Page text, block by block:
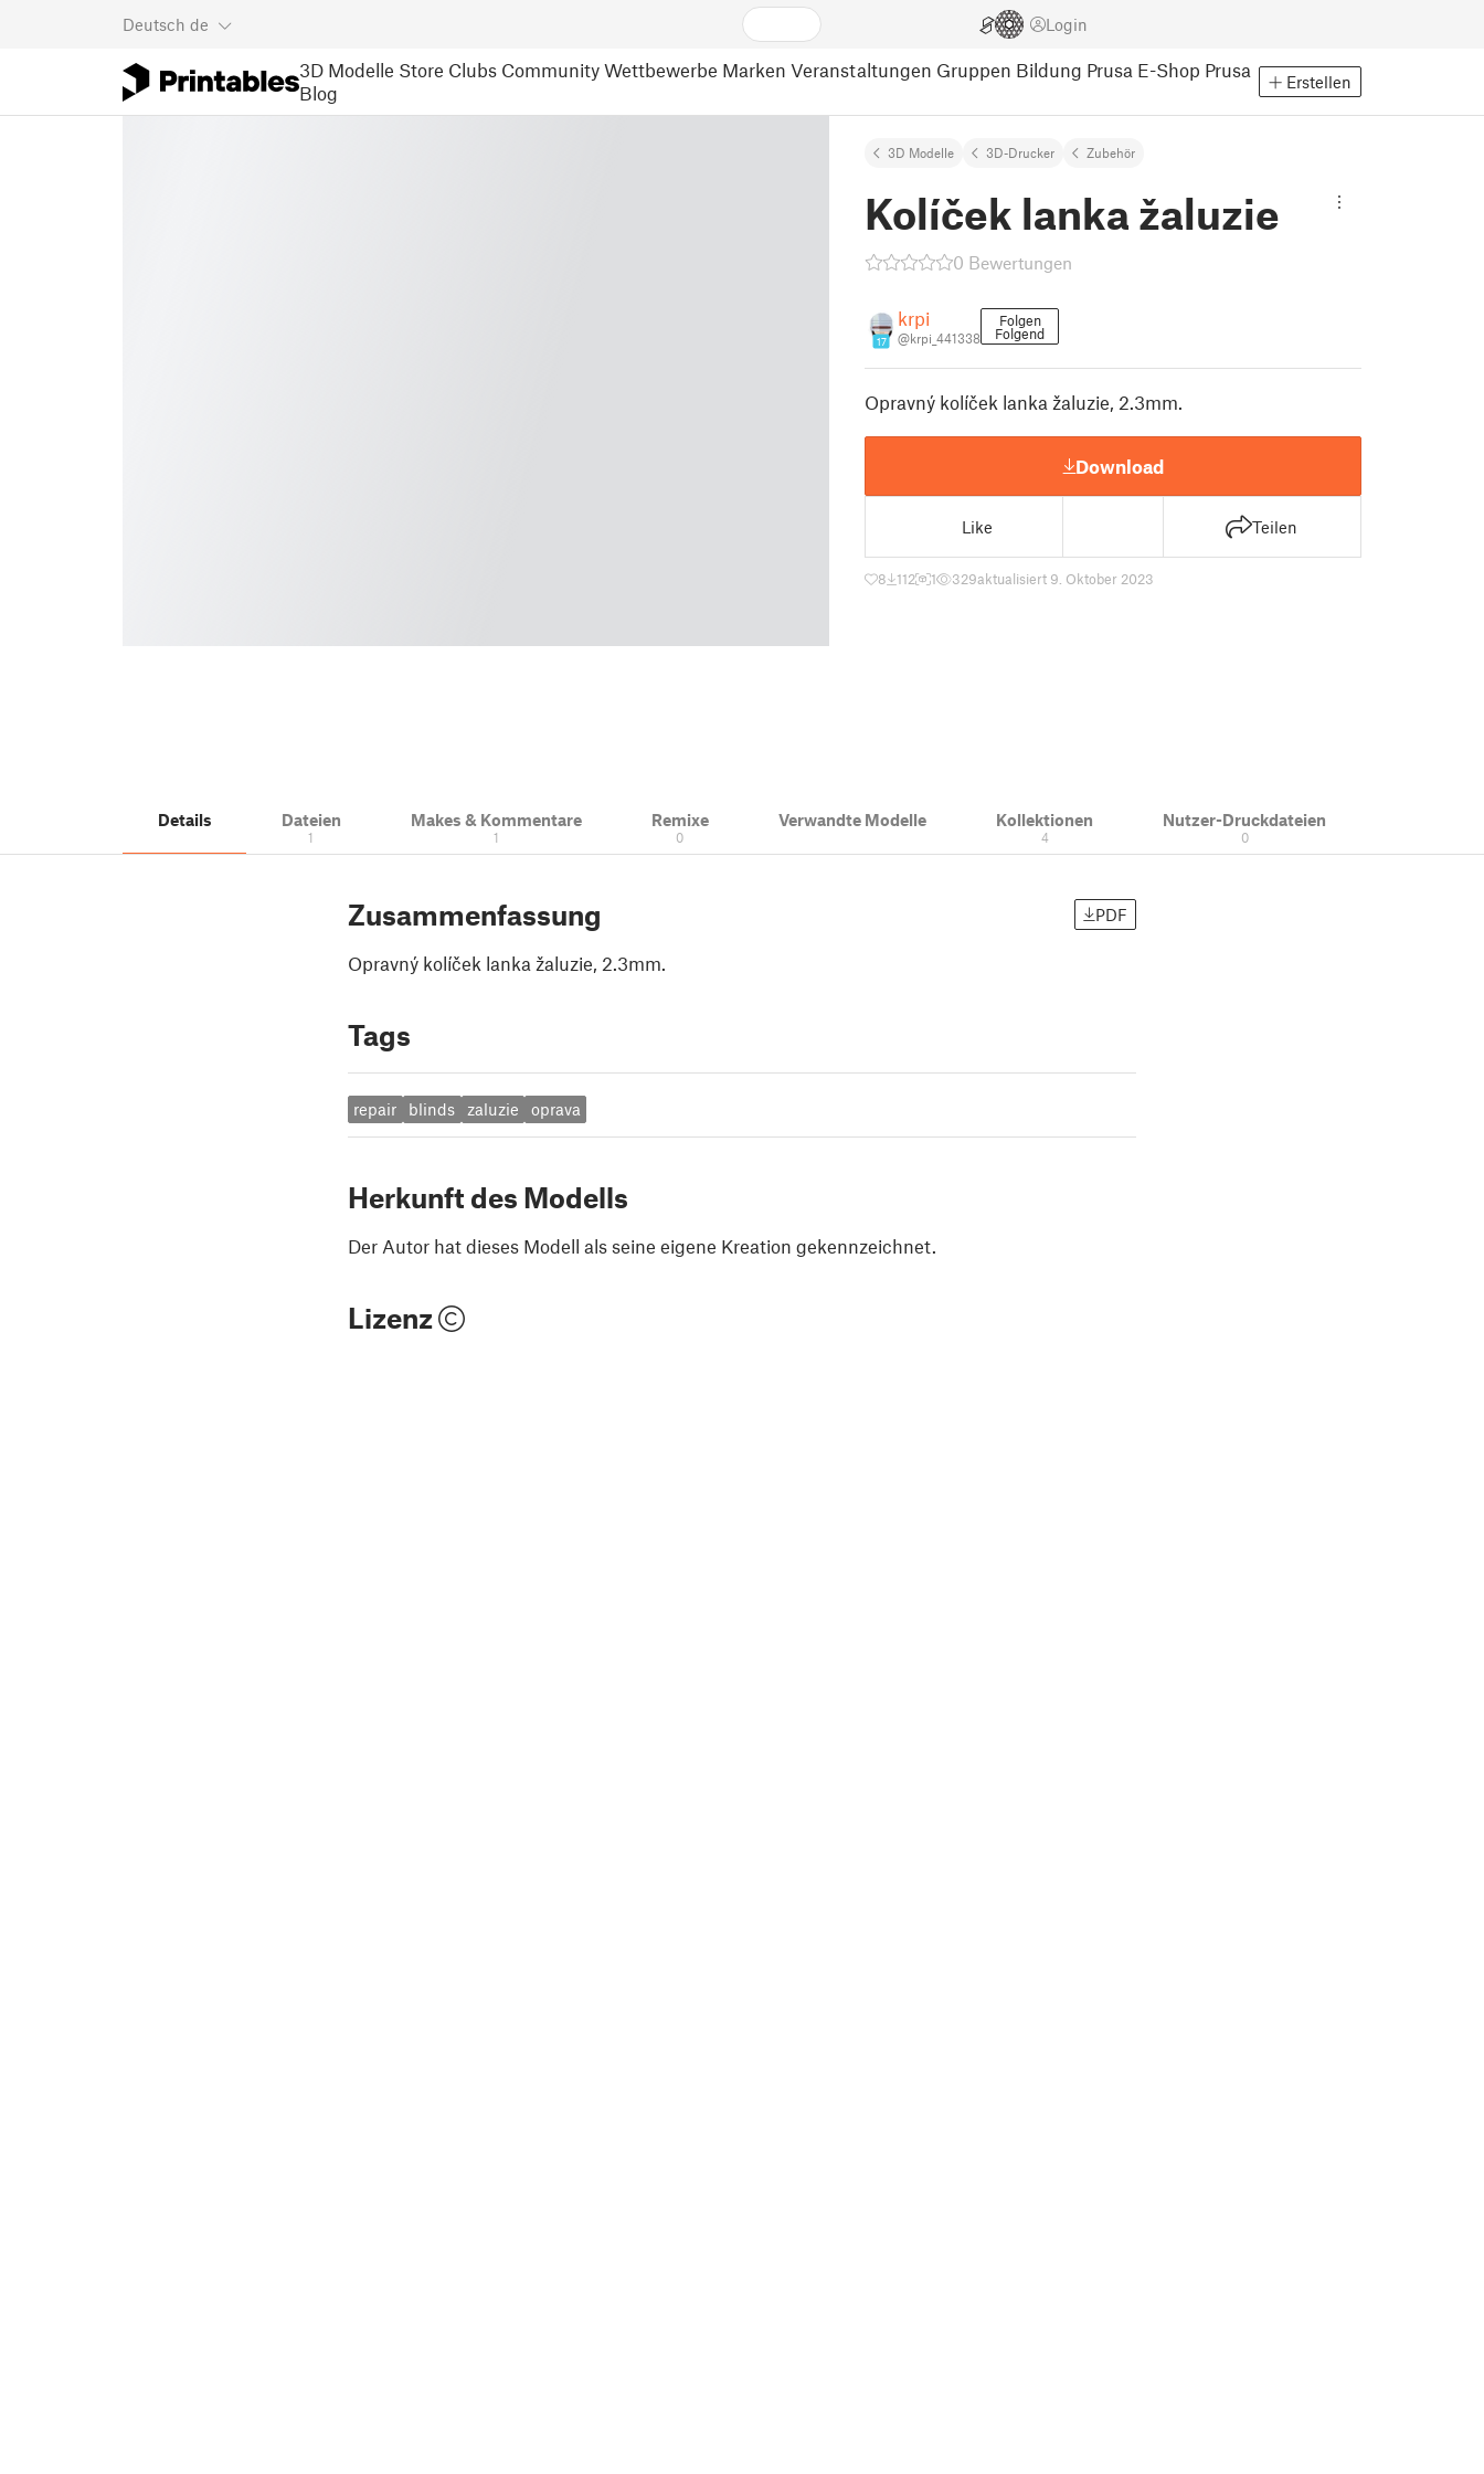
Deutsch de Login
3D Modelle Store Clubs Community Wettbewerbe Marken Veranstaltungen Gruppen Bildung Prusa E-Shop Prusa
Blog
Erstellen
3D Modelle 3D-Drucker Zubehör
Kolíček lanka žaluzie
0 Bewertungen
17
krpi
@krpi_441338
Folgen
Folgend
Opravný kolíček lanka žaluzie, 2.3mm.
Download
Like Teilen
8 112 1 329aktualisiert 9. Oktober 2023
Details Dateien
1
Makes & Kommentare
1
Remixe
0
Verwandte Modelle Kollektionen
4
Nutzer-Druckdateien
0
Zusammenfassung PDF
Opravný kolíček lanka žaluzie, 2.3mm.
Tags
repair blinds zaluzie oprava
Herkunft des Modells
Der Autor hat dieses Modell als seine eigene Kreation gekennzeichnet.
Lizenz